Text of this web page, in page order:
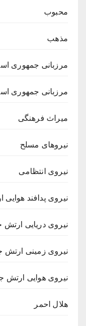
محبوب
مذهب
مرزبانی جمهوری
مرزبانی جمهوری
میراث فرهنگی
نیروهای مسلح
نیروی انتظامی
نیروی پدافند
نیروی دریایی
نیروی زمینی ارتش
نیروی هوایی ارتش
هلال احمر